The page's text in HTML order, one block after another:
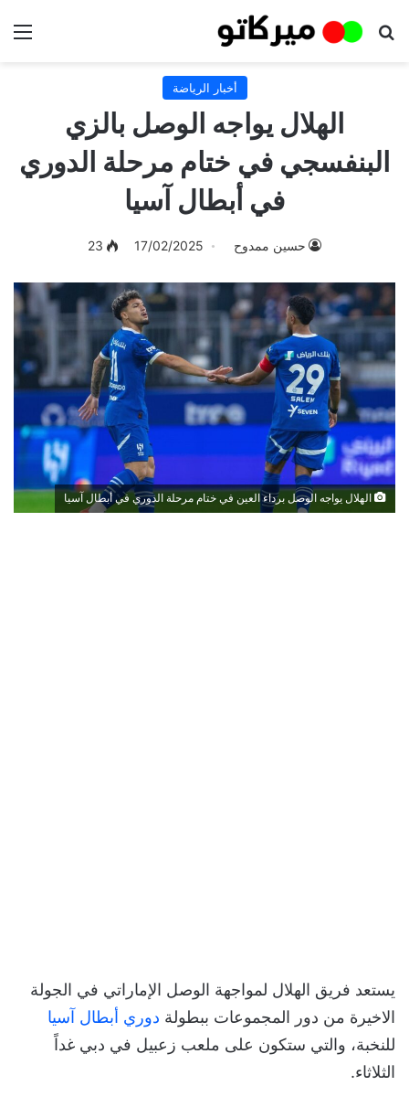
بحث عن
أخبار الرياضة
الهلال يواجه الوصل بالزي
البنفسجي في ختام مرحلة الدوري
في أبطال آسيا
حسين ممدوح 17/02/2025
23
الهلال يواجه الوصل برداء العين في ختام مرحلة الدوري في أبطال آسيا
يستعد فريق الهلال لمواجهة الوصل الإماراتي في الجولة
الاخيرة من دور المجموعات ببطولة دوري أبطال آسيا
للنخبة، والتي ستكون على ملعب زعبيل في دبي غداً
الثلاثاء.